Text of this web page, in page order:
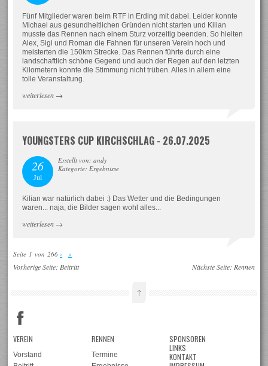
Fünf Mitglieder waren beim RTF in Erding mit dabei. Leider konnte
Michael aus gesundheitlichen Gründen nicht starten und Kilian
musste das Rennen nach einem Sturz vorzeitig beenden. So hielten
Alex, Sigi und Roman die Fahnen für unseren Verein hoch und
meisterten die 150km Strecke. Das Rennen führte durch eine
landschaftlich schöne Gegend und auch der Regen auf den letzten
Kilometern konnte die Stimmung nicht trüben. Alles in allem eine
tolle Veranstaltung.
weiterlesen →
YOUNGSTERS CUP KIRCHSCHLAG - 26.07.2025
26
Jul
Erstellt von: andy
Kategorie: Ergebnisse
Kilian war natürlich dabei :) Das Wetter und die Bedingungen
waren... naja, die Bilder sagen wohl alles...
weiterlesen →
Seite 1 von 266 › »
Vorherige Seite: Beitritt Nächste Seite: Rennen
↑
VEREIN
Vorstand
RENNEN
Termine
SPONSOREN
LINKS
KONTAKT